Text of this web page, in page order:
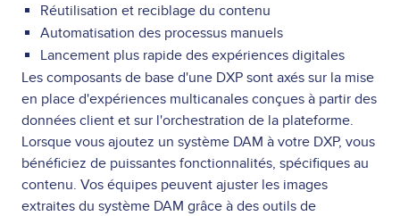
Réutilisation et reciblage du contenu
Automatisation des processus manuels
Lancement plus rapide des expériences digitales
Les composants de base d'une DXP sont axés sur la mise
en place d'expériences multicanales conçues à partir des
données client et sur l'orchestration de la plateforme.
Lorsque vous ajoutez un système DAM à votre DXP, vous
bénéficiez de puissantes fonctionnalités, spécifiques au
contenu. Vos équipes peuvent ajuster les images
extraites du système DAM grâce à des outils de